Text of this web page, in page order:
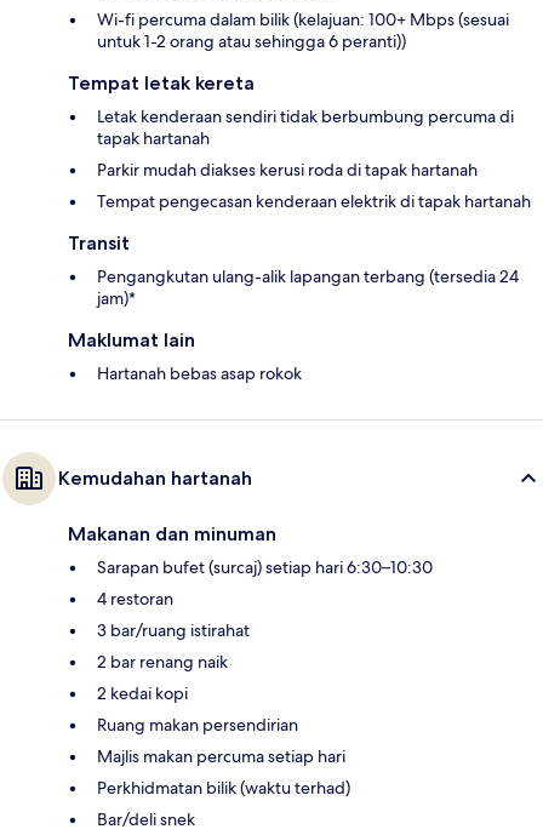
Wi-fi percuma dalam bilik (kelajuan: 100+ Mbps (sesuai
untuk 1-2 orang atau sehingga 6 peranti))
Tempat letak kereta
Letak kenderaan sendiri tidak berbumbung percuma di
tapak hartanah
Parkir mudah diakses kerusi roda di tapak hartanah
Tempat pengecasan kenderaan elektrik di tapak hartanah
Transit
Pengangkutan ulang-alik lapangan terbang (tersedia 24
jam)*
Maklumat lain
Hartanah bebas asap rokok
Kemudahan hartanah
Makanan dan minuman
Sarapan bufet (surcaj) setiap hari 6:30–10:30
4 restoran
3 bar/ruang istirahat
2 bar renang naik
2 kedai kopi
Ruang makan persendirian
Majlis makan percuma setiap hari
Perkhidmatan bilik (waktu terhad)
Bar/deli snek